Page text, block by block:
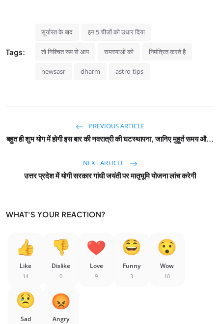
Tags:
सूर्यास्त के बाद इन 5 चीजों को उधार दिया
तो निश्चित रूप से आप समस्याओ को निमंत्रित करते है
newsasr dharm astro-tips
PREVIOUS ARTICLE
बहुत ही शुभ योग में होगी इस बार की नवरात्री की घटस्थापना, जानिए मुहूर्त समय औ...
NEXT ARTICLE
उत्तर प्रदेश में योगी सरकार गांधी जयंती पर मातृभूमि योजना लांच करेगी
WHAT'S YOUR REACTION?
Like
14
Dislike
0
Love
9
Funny
3
Wow
10
Sad Angry